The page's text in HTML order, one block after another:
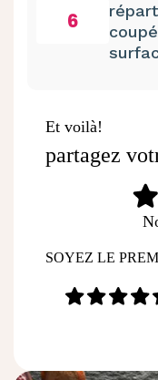
6
Et voilà!
partagez
SOYEZ LE